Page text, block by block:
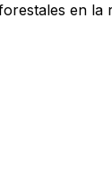
en la